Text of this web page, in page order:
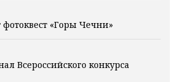
«Горы Чечни»
Всероссийского конкурса